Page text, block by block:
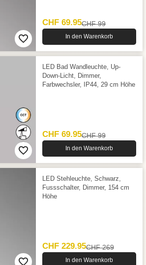
CHF 69.95CHF 99
In den Warenkorb
LED Bad Wandleuchte, Up-
Down-Licht, Dimmer,
Farbwechsler, IP44, 29 cm Höhe
CHF 69.95CHF 99
In den Warenkorb
LED Stehleuchte, Schwarz,
Fussschalter, Dimmer, 154 cm
Höhe
CHF 229.95CHF 269
In den Warenkorb